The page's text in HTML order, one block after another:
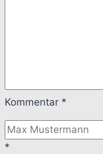
Kommentar *
*